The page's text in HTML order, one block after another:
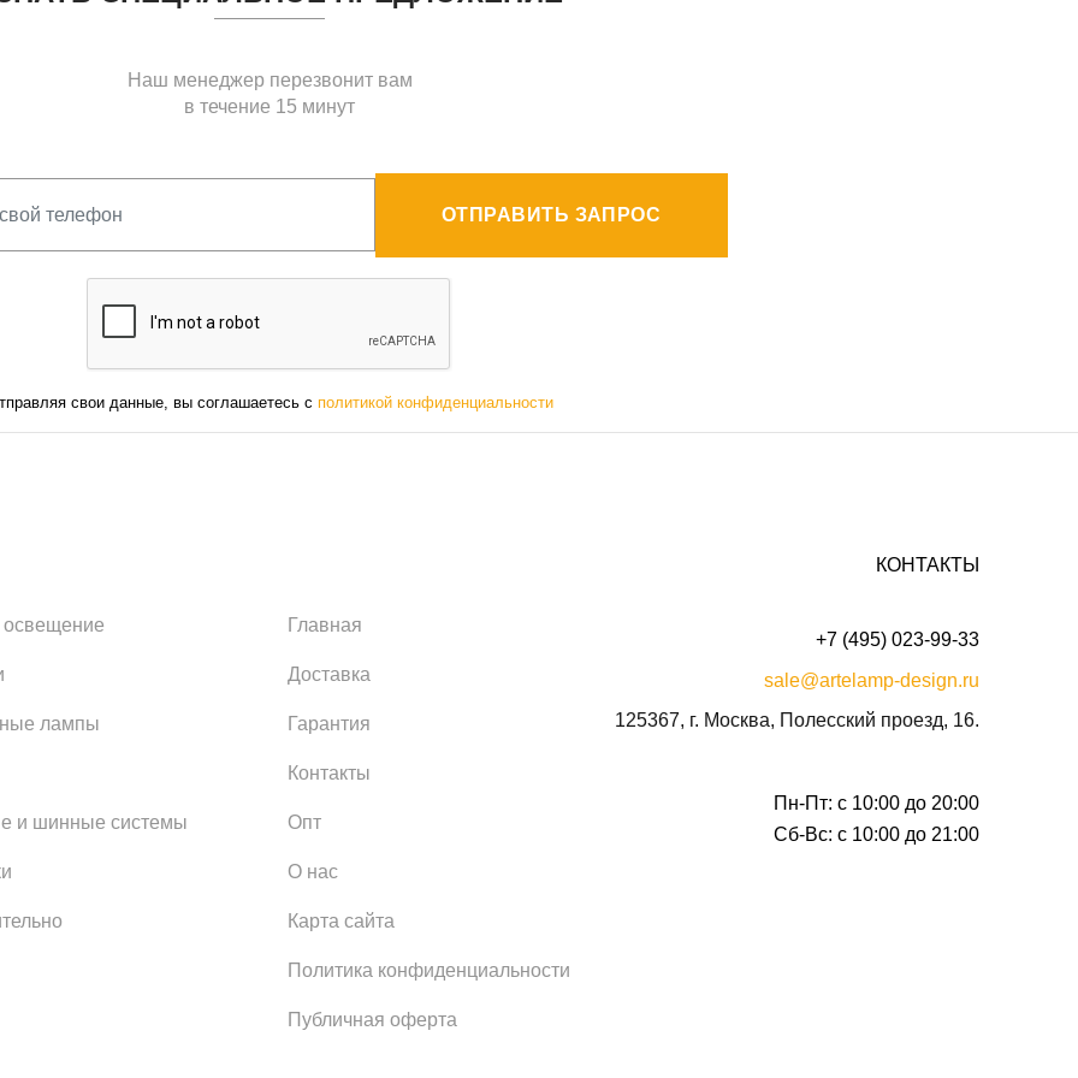
Наш менеджер перезвонит вам
в течение 15 минут
ОТПРАВИТЬ ЗАПРОС
свои данные, вы соглашаетесь с политикой конфиденциальности
освещение
лампы
и шинные системы
Главная
Доставка
Гарантия
Контакты
Опт
О нас
Карта сайта
Политика конфиденциальности
Публичная оферта
КОНТАКТЫ
+7 (495) 023-99-33
sale@artelamp-design.ru
125367, г. Москва, Полесский проезд, 16.
Пн-Пт: с 10:00 до 20:00
Сб-Вс: с 10:00 до 21:00